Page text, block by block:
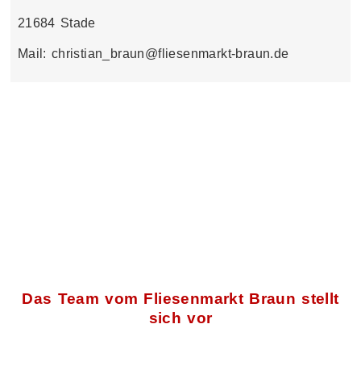
21684 Stade
Mail: christian_braun@fliesenmarkt-braun.de
Das Team vom Fliesenmarkt Braun stellt
sich vor